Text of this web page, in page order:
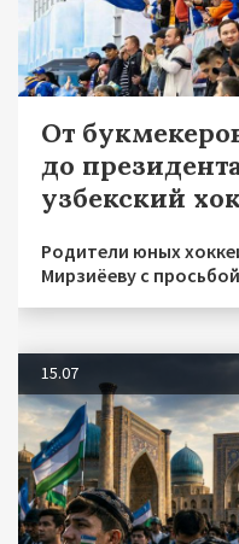
От
до
узбекский
Родители юных
Мирзиёеву с
15.07